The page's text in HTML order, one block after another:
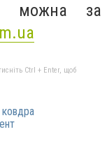
можна за
Ctrl + Enter, щоб
ковдра